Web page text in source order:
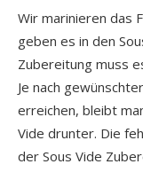
Wir marinieren das
geben es in den
Zubereitung muss
Je nach
erreichen, bleibt
Vide drunter. Die
der Sous Vide